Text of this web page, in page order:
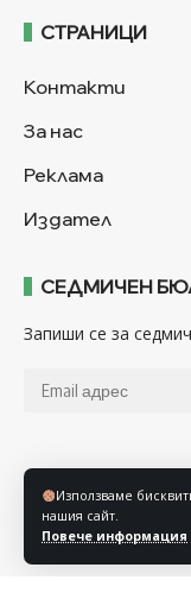
Използваме
нашия сайт.
Повече информация
СТРАНИЦИ
Контакти
За нас
Реклама
Издател
СЕДМИЧЕН
Запиши се за